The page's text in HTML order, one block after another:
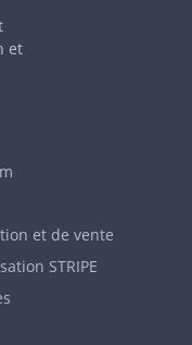
et
et de vente
STRIPE